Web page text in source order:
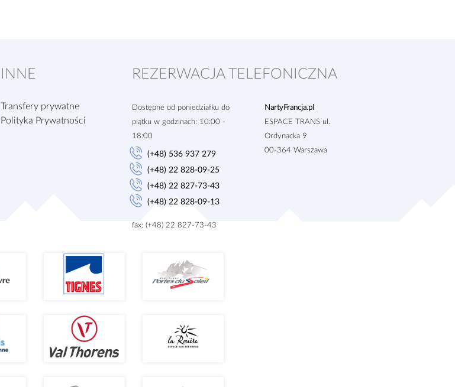
INNE
Transfery prywatne
Polityka Prywatności
REZERWACJA TELEFONICZNA
Dostępne od poniedziałku do
piątku w godzinach: 10:00 -
18:00
(+48) 536 937 279
(+48) 22 828-09-25
(+48) 22 827-73-43
(+48) 22 828-09-13
fax: (+48) 22 827-73-43
NartyFrancja.pl
ESPACE TRANS ul.
Ordynacka 9
00-364 Warszawa